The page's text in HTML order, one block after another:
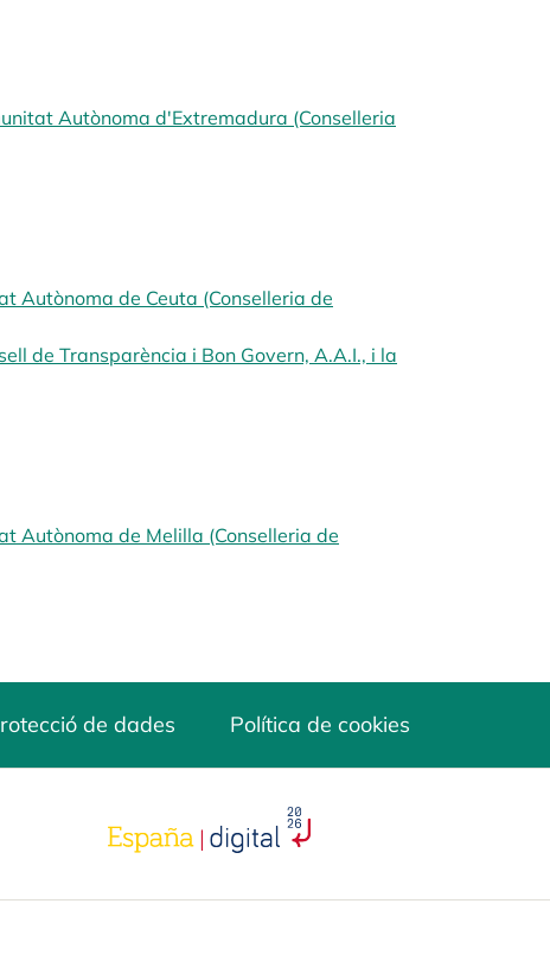
Autònoma d'Extremadura (Conselleria
Autònoma de Ceuta (Conselleria de
de Transparència i Bon Govern, A.A.I., i la
Autònoma de Melilla (Conselleria de
de dades Política de cookies
opens in a new tab